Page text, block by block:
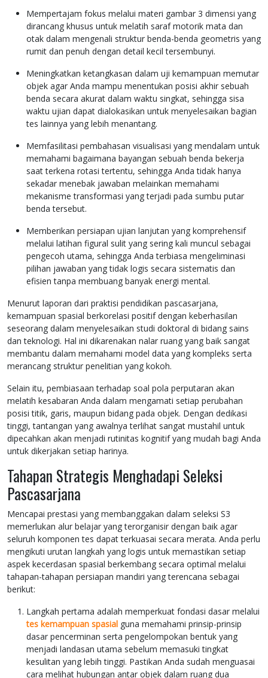
Mempertajam fokus melalui materi gambar 3 dimensi yang
dirancang khusus untuk melatih saraf motorik mata dan
otak dalam mengenali struktur benda-benda geometris yang
rumit dan penuh dengan detail kecil tersembunyi.
Meningkatkan ketangkasan dalam uji kemampuan memutar
objek agar Anda mampu menentukan posisi akhir sebuah
benda secara akurat dalam waktu singkat, sehingga sisa
waktu ujian dapat dialokasikan untuk menyelesaikan bagian
tes lainnya yang lebih menantang.
Memfasilitasi pembahasan visualisasi yang mendalam untuk
memahami bagaimana bayangan sebuah benda bekerja
saat terkena rotasi tertentu, sehingga Anda tidak hanya
sekadar menebak jawaban melainkan memahami
mekanisme transformasi yang terjadi pada sumbu putar
benda tersebut.
Memberikan persiapan ujian lanjutan yang komprehensif
melalui latihan figural sulit yang sering kali muncul sebagai
pengecoh utama, sehingga Anda terbiasa mengeliminasi
pilihan jawaban yang tidak logis secara sistematis dan
efisien tanpa membuang banyak energi mental.
Menurut laporan dari praktisi pendidikan pascasarjana,
kemampuan spasial berkorelasi positif dengan keberhasilan
seseorang dalam menyelesaikan studi doktoral di bidang sains
dan teknologi. Hal ini dikarenakan nalar ruang yang baik sangat
membantu dalam memahami model data yang kompleks serta
merancang struktur penelitian yang kokoh.
Selain itu, pembiasaan terhadap soal pola perputaran akan
melatih kesabaran Anda dalam mengamati setiap perubahan
posisi titik, garis, maupun bidang pada objek. Dengan dedikasi
tinggi, tantangan yang awalnya terlihat sangat mustahil untuk
dipecahkan akan menjadi rutinitas kognitif yang mudah bagi Anda
untuk dikerjakan setiap harinya.
Tahapan Strategis Menghadapi Seleksi
Pascasarjana
Mencapai prestasi yang membanggakan dalam seleksi S3
memerlukan alur belajar yang terorganisir dengan baik agar
seluruh komponen tes dapat terkuasai secara merata. Anda perlu
mengikuti urutan langkah yang logis untuk memastikan setiap
aspek kecerdasan spasial berkembang secara optimal melalui
tahapan-tahapan persiapan mandiri yang terencana sebagai
berikut:
Langkah pertama adalah memperkuat fondasi dasar melalui
tes kemampuan spasial guna memahami prinsip-prinsip
dasar pencerminan serta pengelompokan bentuk yang
menjadi landasan utama sebelum memasuki tingkat
kesulitan yang lebih tinggi. Pastikan Anda sudah menguasai
cara melihat hubungan antar objek dalam ruang dua